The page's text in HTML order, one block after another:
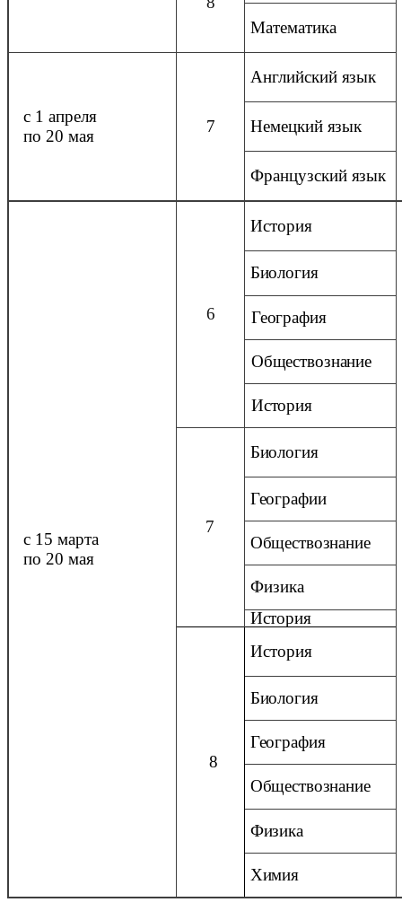
Математика
с 1 апреля
по 20 мая
7
Английский язык
Немецкий язык
Французский язык
с 15 марта
по 20 мая
6
История
Биология
География
Обществознание
История
7
Биология
Географии
Обществознание
Физика
История
8
История
Биология
География
Обществознание
Физика
Химия